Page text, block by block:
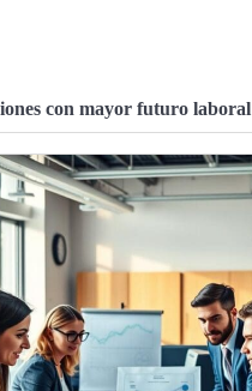
con mayor futuro laboral